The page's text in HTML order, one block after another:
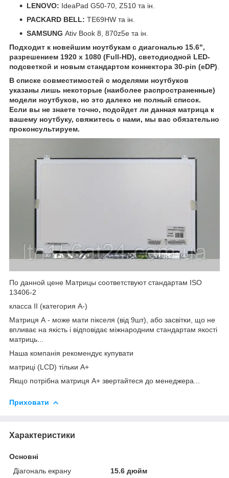
LENOVO: IdeaPad G50-70, Z510 та ін.
PACKARD BELL: TE69HW та ін.
SAMSUNG Ativ Book 8, 870z5e та ін.
Подходит к новейшим ноутбукам с диагональю 15.6",
разрешением 1920 x 1080 (Full-HD), светодиодной LED-
подсветкой и новым стандартом коннектора 30-pin (eDP).
В списке совместимостей с моделями ноутбуков
указаны лишь некоторые (наиболее распространенные)
модели ноутбуков, но это далеко не полный список.
Если вы не знаете точно, подойдет ли данная матрица к
вашему ноутбуку, свяжитесь с нами, мы вас обязательно
проконсультируем.
По данной цене Матрицы соответствуют стандартам ISO
13406-2
класса II (категория А-)
Матриця А - може мати пікселя (від 9шт), або засвітки, що не
впливає на якість і відповідає міжнародним стандартам якості
матриць...
Наша компанія рекомендує купувати
матриці (LCD) тільки А+
Якщо потрібна матриця А+ звертайтеся до менеджера...
Приховати
Характеристики
Основні
Діагональ екрану
15.6 дюйм